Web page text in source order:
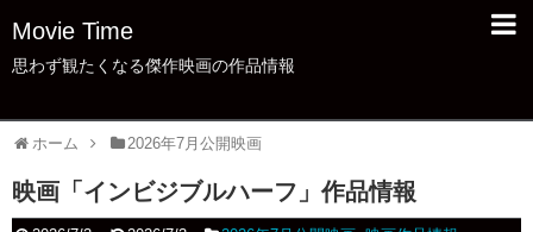
Movie Time
思わず観たくなる傑作映画の作品情報
ホーム 2026年7月公開映画
映画「インビジブルハーフ」作品情報